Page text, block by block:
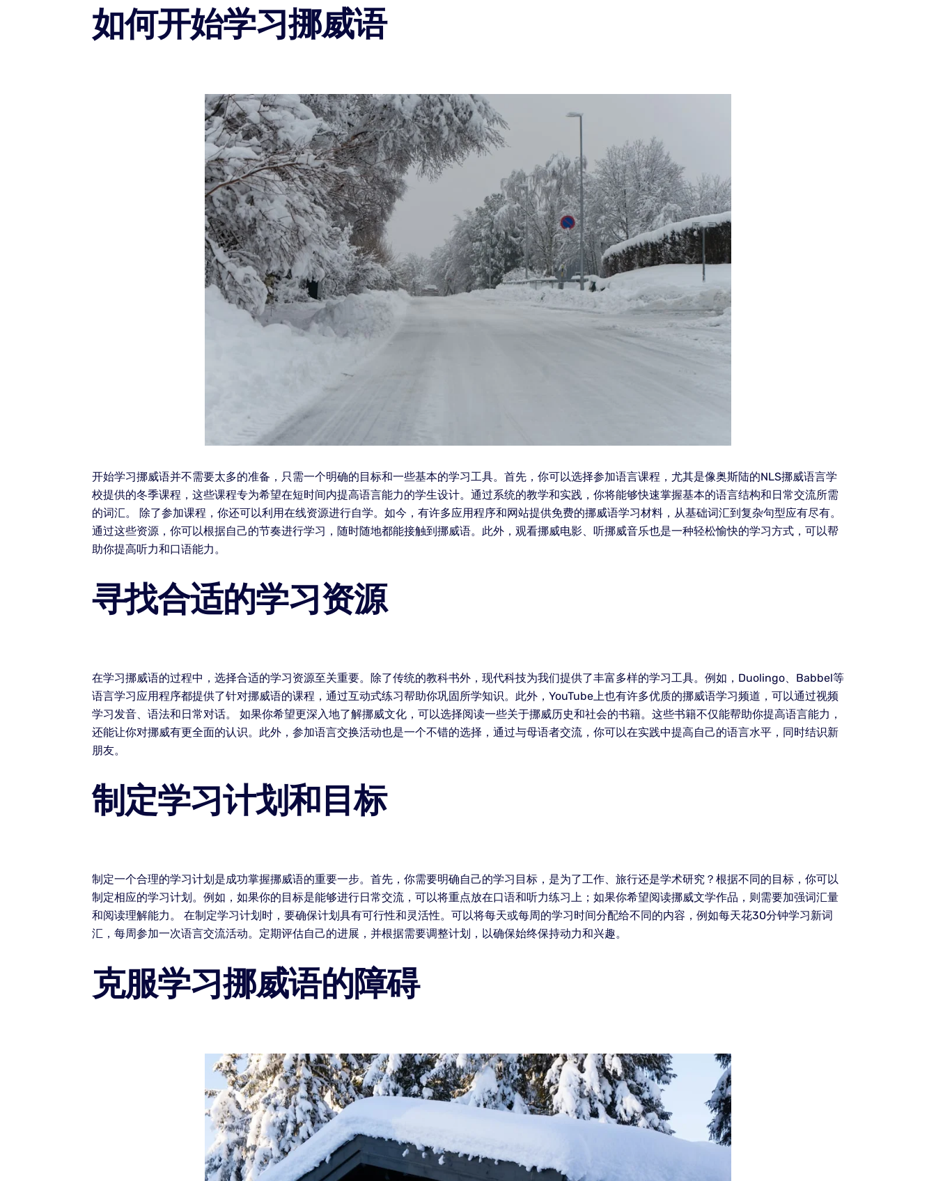
如何开始学习挪威语
开始学习挪威语并不需要太多的准备，只需一个明确的目标和一些基本的学习工具。首先，你可以选择参加语言课程，尤其是像奥斯陆的NLS挪威语言学
校提供的冬季课程，这些课程专为希望在短时间内提高语言能力的学生设计。通过系统的教学和实践，你将能够快速掌握基本的语言结构和日常交流所需
的词汇。 除了参加课程，你还可以利用在线资源进行自学。如今，有许多应用程序和网站提供免费的挪威语学习材料，从基础词汇到复杂句型应有尽有。
通过这些资源，你可以根据自己的节奏进行学习，随时随地都能接触到挪威语。此外，观看挪威电影、听挪威音乐也是一种轻松愉快的学习方式，可以帮
助你提高听力和口语能力。
寻找合适的学习资源
在学习挪威语的过程中，选择合适的学习资源至关重要。除了传统的教科书外，现代科技为我们提供了丰富多样的学习工具。例如，Duolingo、Babbel等
语言学习应用程序都提供了针对挪威语的课程，通过互动式练习帮助你巩固所学知识。此外，YouTube上也有许多优质的挪威语学习频道，可以通过视频
学习发音、语法和日常对话。 如果你希望更深入地了解挪威文化，可以选择阅读一些关于挪威历史和社会的书籍。这些书籍不仅能帮助你提高语言能力，
还能让你对挪威有更全面的认识。此外，参加语言交换活动也是一个不错的选择，通过与母语者交流，你可以在实践中提高自己的语言水平，同时结识新
朋友。
制定学习计划和目标
制定一个合理的学习计划是成功掌握挪威语的重要一步。首先，你需要明确自己的学习目标，是为了工作、旅行还是学术研究？根据不同的目标，你可以
制定相应的学习计划。例如，如果你的目标是能够进行日常交流，可以将重点放在口语和听力练习上；如果你希望阅读挪威文学作品，则需要加强词汇量
和阅读理解能力。 在制定学习计划时，要确保计划具有可行性和灵活性。可以将每天或每周的学习时间分配给不同的内容，例如每天花30分钟学习新词
汇，每周参加一次语言交流活动。定期评估自己的进展，并根据需要调整计划，以确保始终保持动力和兴趣。
克服学习挪威语的障碍